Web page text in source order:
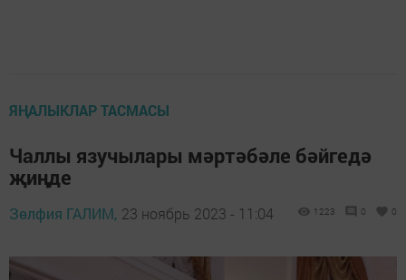
ЯҢАЛЫКЛАР ТАСМАСЫ
Чаллы язучылары мәртәбәле бәйгедә
җиңде
Зөлфия ГАЛИМ, 23 ноябрь 2023 - 11:04 1223 0 0